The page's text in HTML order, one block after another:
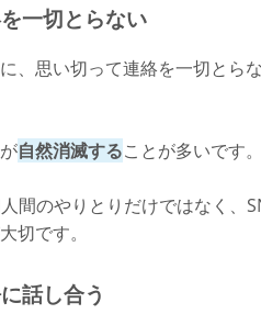
一切とらない
、思い切って連絡を一切とら
自然消滅することが多いです。
間のやりとりだけではなく、
切です。
話し合う